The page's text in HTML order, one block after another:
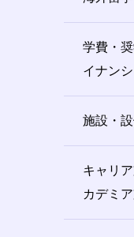
学費・
イナン
施設・
キャリ
カデミア